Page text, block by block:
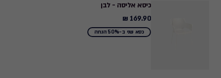
כיסא אליסה - לבן
169.90
₪
169.90 ₪
כסא שני ב-50% הנחה